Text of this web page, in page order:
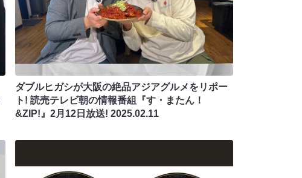
ダブルヒガシが大阪の絶品アジアグルメをリポー
ト! 読売テレビ朝の情報番組『す・またん！
&ZIP!』2月12日放送! 2025.02.11